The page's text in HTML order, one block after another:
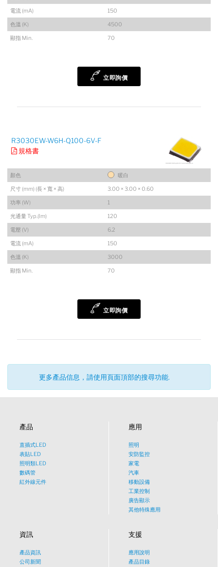
電流 (mA)
150
色溫 (K)
4500
顯指 Min.
70
立即詢價
R3030EW-W6H-Q100-6V-F
規格書
顏色
暖白
尺寸 (mm) (長 × 寬 × 高)
3.00 × 3.00 × 0.60
功率 (W)
1
光通量 Typ.(lm)
120
電壓 (V)
6.2
電流 (mA)
150
色溫 (K)
3000
顯指 Min.
70
立即詢價
更多產品信息，請使用頁面頂部的搜尋功能.
產品
直插式LED
表貼LED
照明類LED
數碼管
紅外線元件
應用
照明
安防監控
家電
汽車
移動設備
工業控制
廣告顯示
其他特殊應用
資訊
產品資訊
公司新聞
支援
應用說明
產品目錄
Sales Manager
What would you like to talk